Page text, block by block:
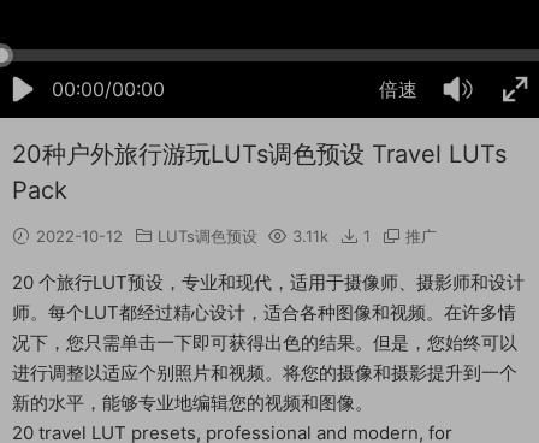
00:00/00:00 倍速
20种户外旅行游玩LUTs调色预设 Travel LUTs
Pack
2022-10-12 LUTs调色预设 3.11k 1 推广
20 个旅行LUT预设，专业和现代，适用于摄像师、摄影师和设计
师。每个LUT都经过精心设计，适合各种图像和视频。在许多情
况下，您只需单击一下即可获得出色的结果。但是，您始终可以
进行调整以适应个别照片和视频。将您的摄像和摄影提升到一个
新的水平，能够专业地编辑您的视频和图像。
20 travel LUT presets, professional and modern, for